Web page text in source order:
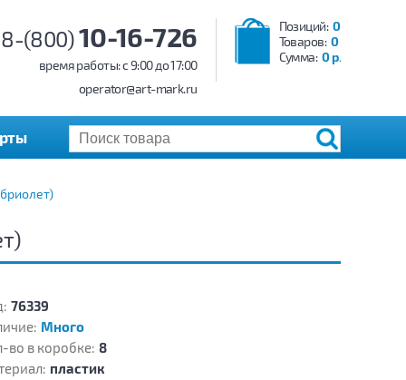
Позиций: 0
Товаров: 0
Сумма: 0 р.
8-(800)10-16-726
время работы: c 9:00 до 17:00
operator@art-mark.ru
76339
Много
во в коробке: 8
пластик